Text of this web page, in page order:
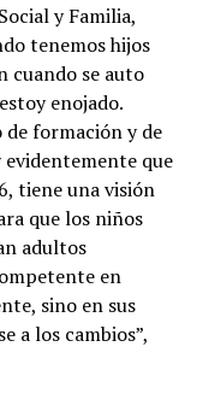
y Familia,
tenemos hijos
cuando se auto
enojado.
formación y de
que
tiene una visión
que los niños
adultos
en
sino en sus
a los cambios”,